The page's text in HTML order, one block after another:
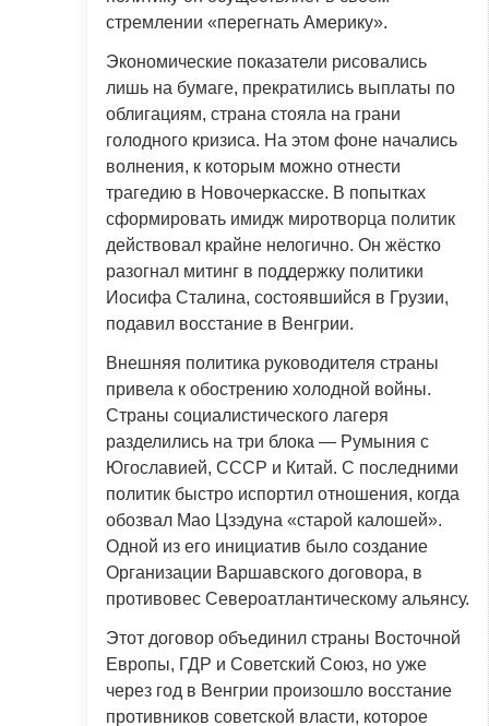
стремлении «перегнать Америку».
Экономические показатели рисовались
лишь на бумаге, прекратились выплаты по
облигациям, страна стояла на грани
голодного кризиса. На этом фоне начались
волнения, к которым можно отнести
трагедию в Новочеркасске. В попытках
сформировать имидж миротворца политик
действовал крайне нелогично. Он жёстко
разогнал митинг в поддержку политики
Иосифа Сталина, состоявшийся в Грузии,
подавил восстание в Венгрии.
Внешняя политика руководителя страны
привела к обострению холодной войны.
Страны социалистического лагеря
разделились на три блока — Румыния с
Югославией, СССР и Китай. С последними
политик быстро испортил отношения, когда
обозвал Мао Цзэдуна «старой калошей».
Одной из его инициатив было создание
Организации Варшавского договора, в
противовес Североатлантическому альянсу.
Этот договор объединил страны Восточной
Европы, ГДР и Советский Союз, но уже
через год в Венгрии произошло восстание
противников советской власти, которое